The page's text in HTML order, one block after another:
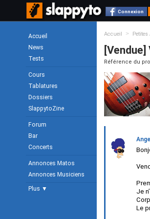
Connexion
Accueil
News
Tests
Cours
Tablatures
Dossiers
SlappytoZine
Forum
Bar
Concerts
Annonces Matos
Annonces Musiciens
Plus ▼
Accueil >
Référence du
Je
Le